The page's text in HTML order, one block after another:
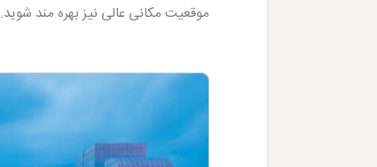
موقعیت مکانی عالی نیز بهره مند شوید.